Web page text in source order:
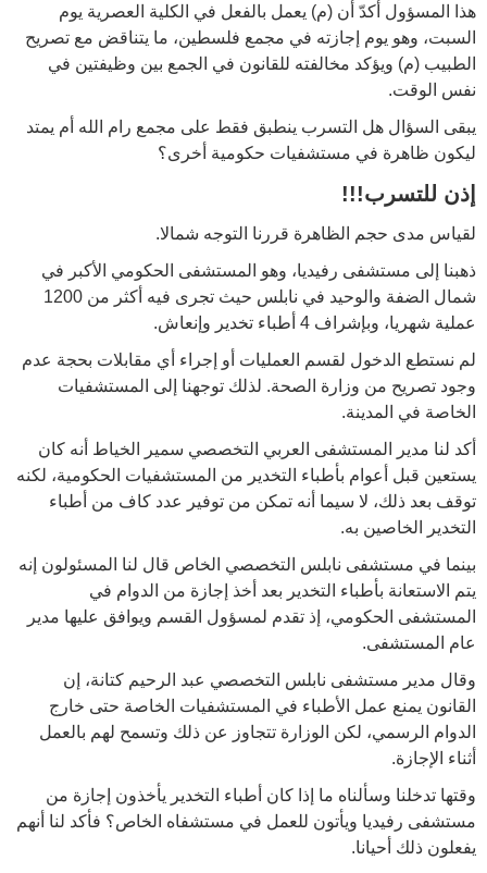
هذا المسؤول أكدّ أن (م) يعمل بالفعل في الكلية العصرية يوم
السبت، وهو يوم إجازته في مجمع فلسطين، ما يتناقض مع تصريح
الطبيب (م) ويؤكد مخالفته للقانون في الجمع بين وظيفتين في
نفس الوقت.
يبقى السؤال هل التسرب ينطبق فقط على مجمع رام الله أم يمتد
ليكون ظاهرة في مستشفيات حكومية أخرى؟
إذن للتسرب!!!
لقياس مدى حجم الظاهرة قررنا التوجه شمالا.
ذهبنا إلى مستشفى رفيديا، وهو المستشفى الحكومي الأكبر في
شمال الضفة والوحيد في نابلس حيث تجرى فيه أكثر من 1200
عملية شهريا، وبإشراف 4 أطباء تخدير وإنعاش.
لم نستطع الدخول لقسم العمليات أو إجراء أي مقابلات بحجة عدم
وجود تصريح من وزارة الصحة. لذلك توجهنا إلى المستشفيات
الخاصة في المدينة.
أكد لنا مدير المستشفى العربي التخصصي سمير الخياط أنه كان
يستعين قبل أعوام بأطباء التخدير من المستشفيات الحكومية، لكنه
توقف بعد ذلك، لا سيما أنه تمكن من توفير عدد كاف من أطباء
التخدير الخاصين به.
بينما في مستشفى نابلس التخصصي الخاص قال لنا المسئولون إنه
يتم الاستعانة بأطباء التخدير بعد أخذ إجازة من الدوام في
المستشفى الحكومي، إذ تقدم لمسؤول القسم ويوافق عليها مدير
عام المستشفى.
وقال مدير مستشفى نابلس التخصصي عبد الرحيم كتانة، إن
القانون يمنع عمل الأطباء في المستشفيات الخاصة حتى خارج
الدوام الرسمي، لكن الوزارة تتجاوز عن ذلك وتسمح لهم بالعمل
أثناء الإجازة.
وقتها تدخلنا وسألناه ما إذا كان أطباء التخدير يأخذون إجازة من
مستشفى رفيديا ويأتون للعمل في مستشفاه الخاص؟ فأكد لنا أنهم
يفعلون ذلك أحيانا.